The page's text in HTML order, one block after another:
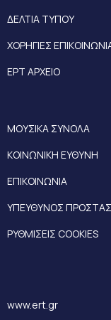
ΔΕΛΤΙΑ ΤΥΠΟΥ
ΧΟΡΗΓΙΕΣ
ΕΡΤ ΑΡΧΕΙΟ
ΜΟΥΣΙΚΑ ΣΥΝΟΛΑ
ΚΟΙΝΩΝΙΚΗ ΕΥΘΥΝΗ
ΕΠΙΚΟΙΝΩΝΙΑ
ΥΠΕΥΘΥΝΟΣ
ΡΥΘΜΙΣΕΙΣ COOKIES
www.ert.gr